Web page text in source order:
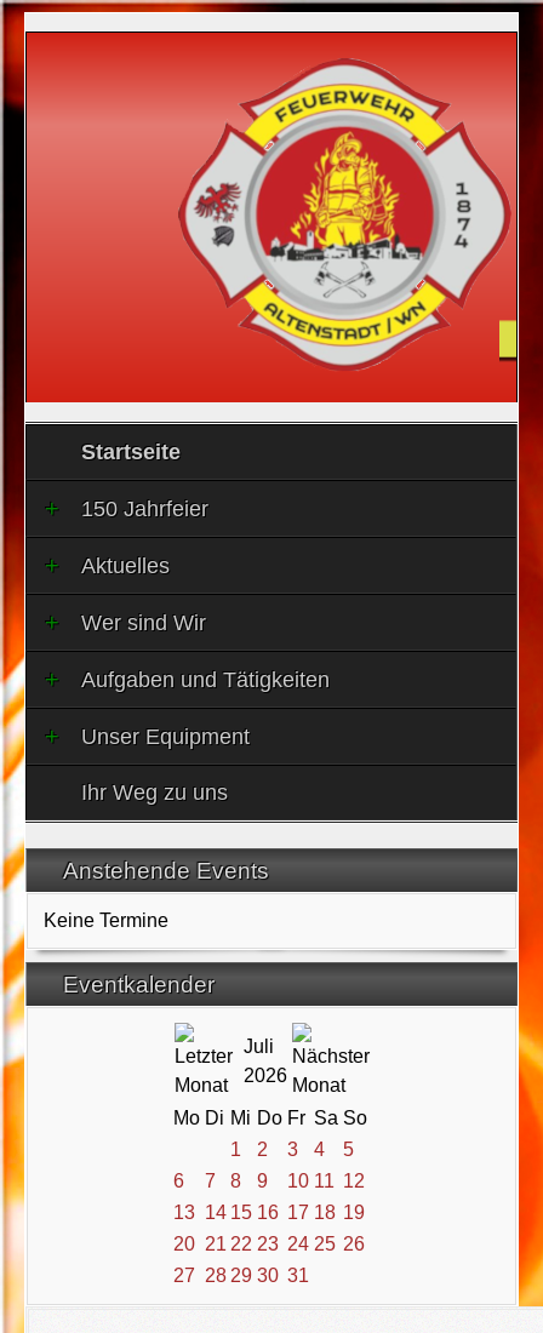
Startseite
150 Jahrfeier
Aktuelles
Wer sind Wir
Aufgaben und Tätigkeiten
Unser Equipment
Ihr Weg zu uns
Anstehende Events
Keine Termine
Eventkalender
Juli
2026
Mo Di Mi Do Fr Sa So
1
2 3 4
5
6
7 8 9 10 11 12
13 14 15 16 17 18 19
20 21 22 23 24 25 26
27 28 29 30 31